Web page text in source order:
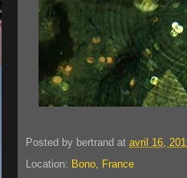
Posted by bertrand at avril 16,
Location: Bono, France